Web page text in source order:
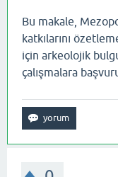
Bu makale,
katkılarını
için arkeolojik
çalışmalara